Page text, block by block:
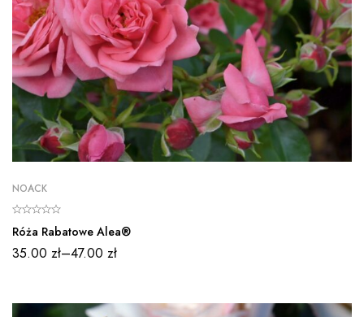
NOACK
Róża Rabatowe Alea®
35.00 zł–47.00 zł